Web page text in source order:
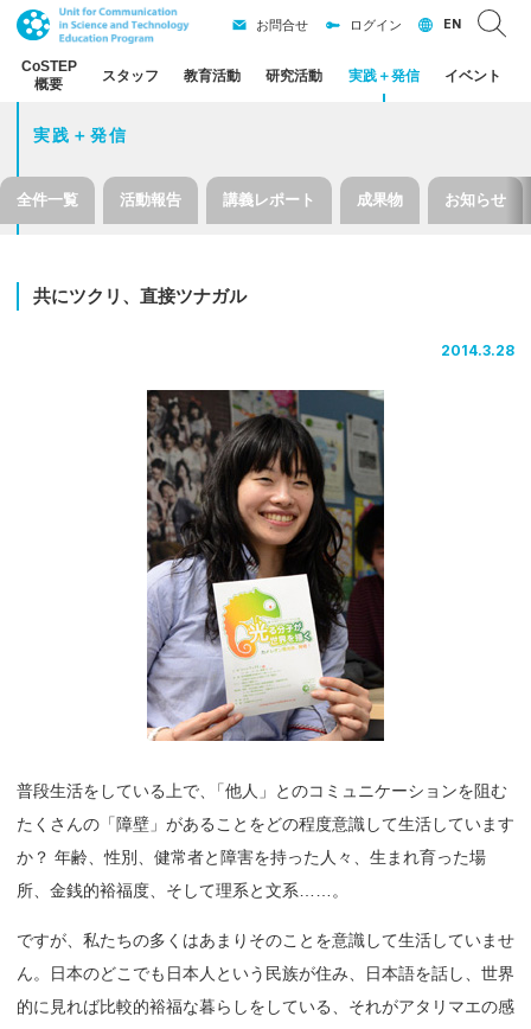
CoSTEP
概要
スタッフ 教育活動 研究活動 実践＋発信 イベント
お問合せ ログイン EN
実践＋発信
全件一覧 活動報告 講義レポート 成果物 お知らせ
共にツクリ、 直接ツナガル
2014.3.28
普段生活をしている上で
「他人」とのコミュニケーションを阻む
たくさんの「障壁」があることをどの程度意識して生活しています
か？ 年齢、性別、健常者と障害を持った人々、生まれ育った場
所、金銭的裕福度、そして理系と文系……。
ですが、私たちの多くはあまりそのことを意識して生活していませ
ん。日本のどこでも日本人という民族が住み、日本語を話し、世界
的に見れば比較的裕福な暮らしをしている、それがアタリマエの感